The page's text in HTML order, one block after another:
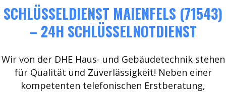
SCHLÜSSELDIENST MAIENFELS (71543)
– 24H SCHLÜSSELNOTDIENST
Wir von der DHE Haus- und Gebäudetechnik stehen
für Qualität und Zuverlässigkeit! Neben einer
kompetenten telefonischen Erstberatung,